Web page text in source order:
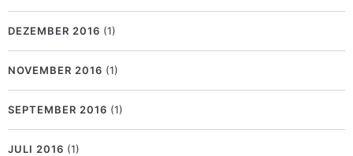
DEZEMBER 2016 (1)
NOVEMBER 2016 (1)
SEPTEMBER 2016 (1)
JULI 2016 (1)